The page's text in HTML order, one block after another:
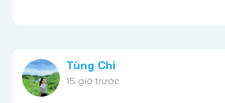
Tùng Chi
15 giờ trước